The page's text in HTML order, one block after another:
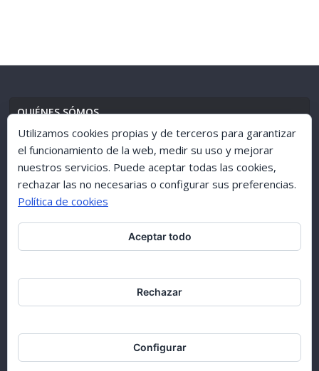
QUIÉNES SÓMOS
AVISO LEGAL// POLÍTICA DE PRIVACIDAD
ARCHIVO 1998-2015
Copyright © [1998-2017] [Ciudad de GuÍa]. All rights reserved.
Utilizamos cookies propias y de terceros para garantizar
el funcionamiento de la web, medir su uso y mejorar
nuestros servicios. Puede aceptar todas las cookies,
rechazar las no necesarias o configurar sus preferencias.
Política de cookies
Aceptar todo
Rechazar
Configurar